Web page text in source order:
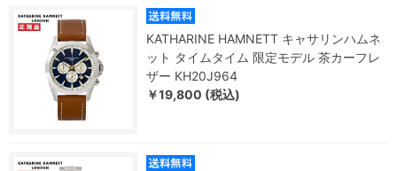
KATHARINE HAMNETT キャサリンハムネ
ット タイムタイム 限定モデル 茶カーフレ
ザー KH20J964
￥19,800 (税込)